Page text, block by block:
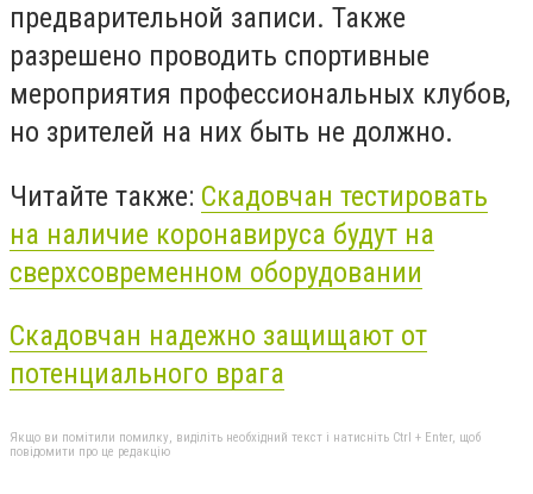
предварительной записи. Также
разрешено проводить спортивные
мероприятия профессиональных клубов,
но зрителей на них быть не должно.
Читайте также: Скадовчан тестировать
на наличие коронавируса будут на
сверхсовременном оборудовании
Скадовчан надежно защищают от
потенциального врага
Якщо ви помітили помилку, виділіть необхідний текст і натисніть Ctrl + Enter, щоб
повідомити про це редакцію